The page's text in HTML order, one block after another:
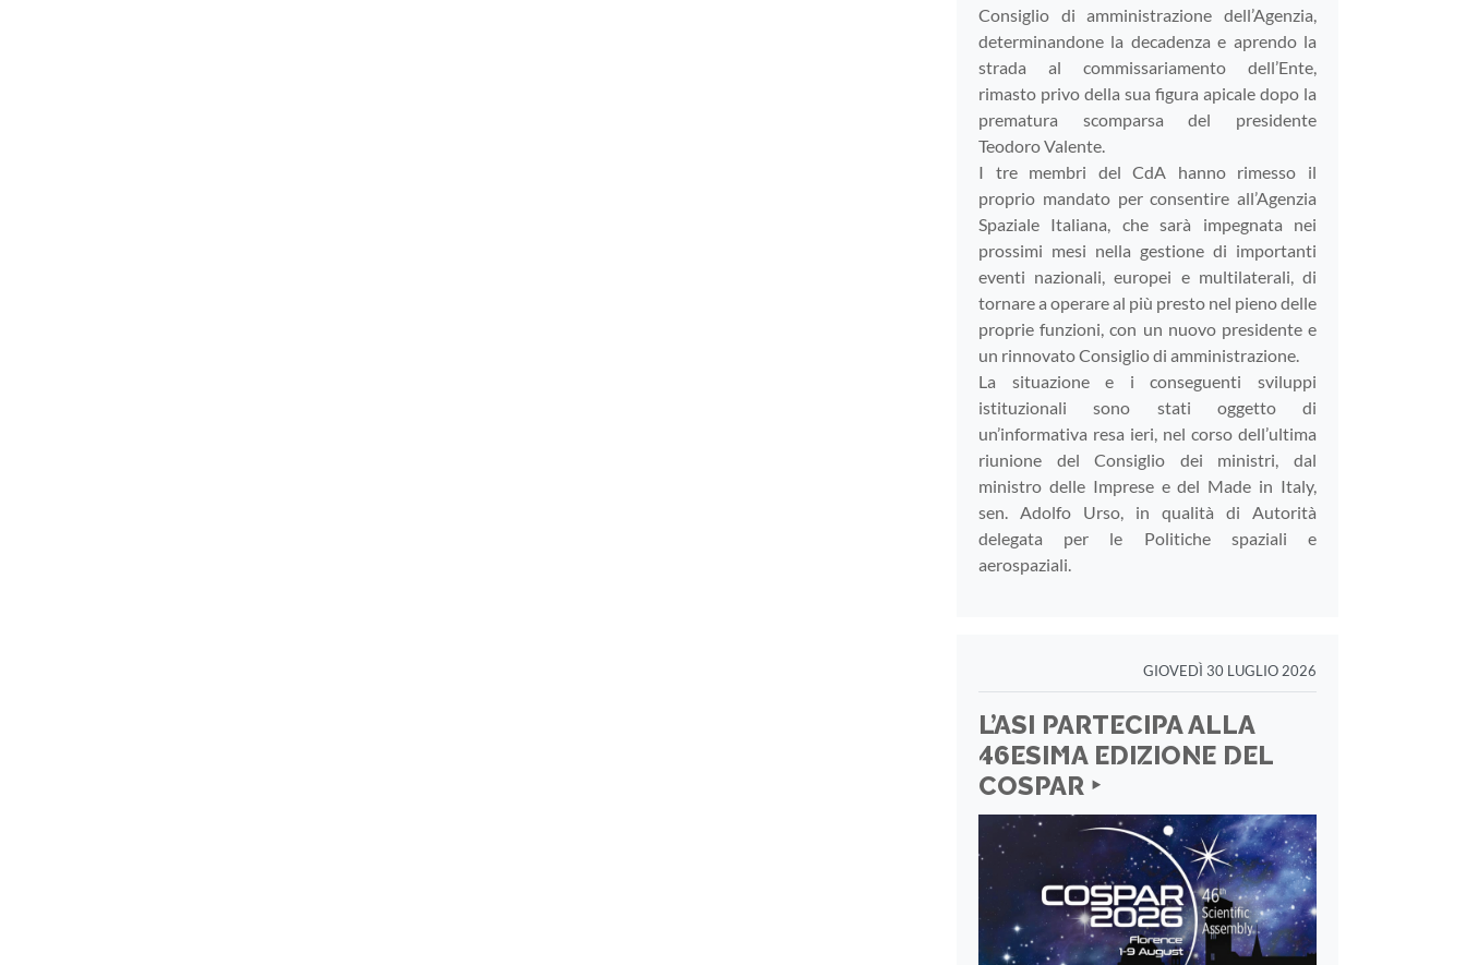
Consiglio di amministrazione dell’Agenzia,
determinandone la decadenza e aprendo la
strada al commissariamento dell’Ente,
rimasto privo della sua figura apicale dopo la
prematura scomparsa del presidente
Teodoro Valente.
I tre membri del CdA hanno rimesso il
proprio mandato per consentire all’Agenzia
Spaziale Italiana, che sarà impegnata nei
prossimi mesi nella gestione di importanti
eventi nazionali, europei e multilaterali, di
tornare a operare al più presto nel pieno delle
proprie funzioni, con un nuovo presidente e
un rinnovato Consiglio di amministrazione.
La situazione e i conseguenti sviluppi
istituzionali sono stati oggetto di
un’informativa resa ieri, nel corso dell’ultima
riunione del Consiglio dei ministri, dal
ministro delle Imprese e del Made in Italy,
sen. Adolfo Urso, in qualità di Autorità
delegata per le Politiche spaziali e
aerospaziali.
GIOVEDÌ 30 LUGLIO 2026
L’ASI PARTECIPA ALLA
46ESIMA EDIZIONE DEL
COSPAR ‣